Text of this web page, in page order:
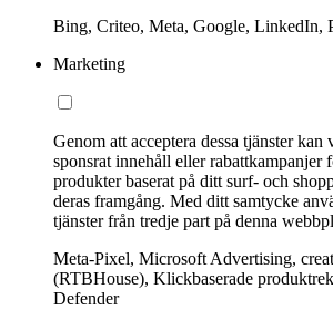
Bing, Criteo, Meta, Google, LinkedIn,
Marketing
Genom att acceptera dessa tjänster kan
sponsrat innehåll eller rabattkampanjer
produkter baserat på ditt surf- och
deras framgång. Med ditt samtycke
tjänster från tredje part på denna
Meta-Pixel, Microsoft Advertising,
(RTBHouse), Klickbaserade
Defender